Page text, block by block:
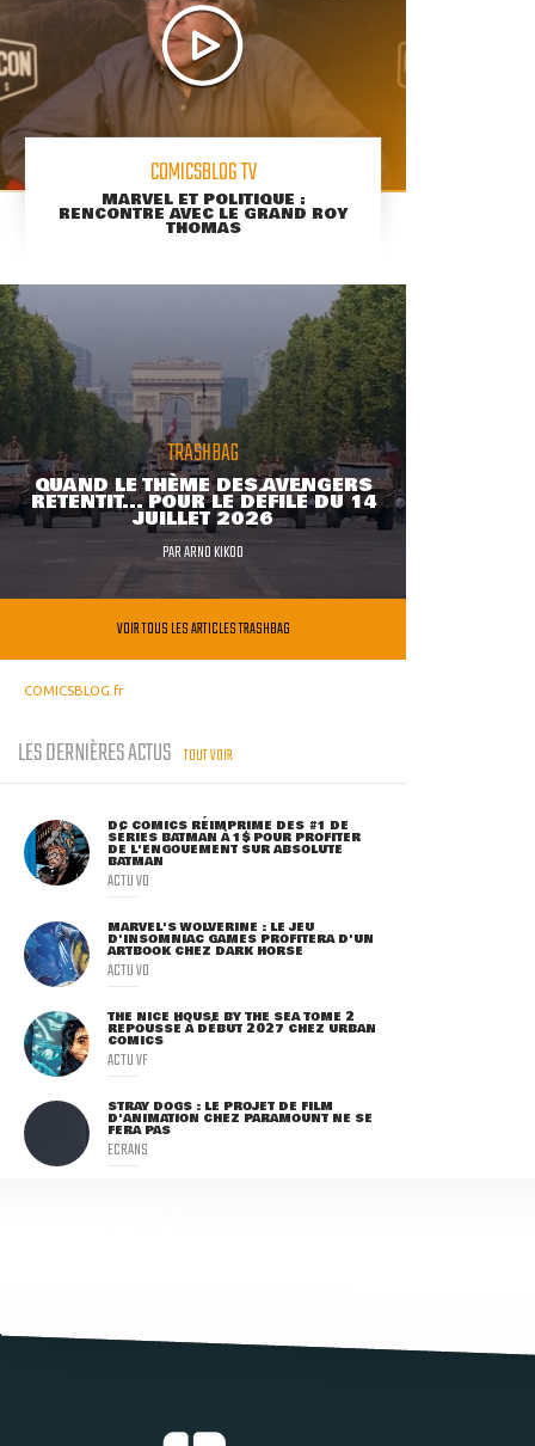
COMICSBLOG TV
MARVEL ET POLITIQUE :
RENCONTRE AVEC LE GRAND ROY
THOMAS
TRASHBAG
QUAND LE THÈME DES AVENGERS
RETENTIT... POUR LE DÉFILÉ DU 14
JUILLET 2026
PARARNO KIKOO
VOIR TOUS LES ARTICLES TRASHBAG
COMICSBLOG.fr
LES DERNIÈRES ACTUS TOUT VOIR
DC COMICS RÉIMPRIME DES #1 DE
SÉRIES BATMAN À 1$ POUR PROFITER
DE L'ENGOUEMENT SUR ABSOLUTE
BATMAN
ACTU VO
MARVEL'S WOLVERINE : LE JEU
D'INSOMNIAC GAMES PROFITERA D'UN
ARTBOOK CHEZ DARK HORSE
ACTU VO
THE NICE HOUSE BY THE SEA TOME 2
REPOUSSÉ À DÉBUT 2027 CHEZ URBAN
COMICS
ACTU VF
STRAY DOGS : LE PROJET DE FILM
D'ANIMATION CHEZ PARAMOUNT NE SE
FERA PAS
ECRANS